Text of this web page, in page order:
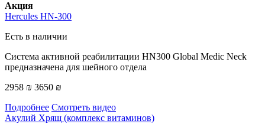
Акция
Hercules HN-300
Есть в наличии
Система активной реабилитации HN300 Global Medic Neck
предназначена для шейного отдела
2958 ₪ 3650 ₪
Подробнее Смотреть видео
Акулий Хрящ (комплекс витаминов)